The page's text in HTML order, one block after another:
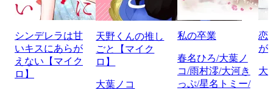
シンデレラは甘
いキスにあらが
えない【マイク
ロ】
天野くんの推し
ごと【マイク
ロ】
大葉ノコ
私の卒業
春名ひろ/大葉ノ
コ/雨村澪/大河き
っぷ/星名トミー/
恋
が
大